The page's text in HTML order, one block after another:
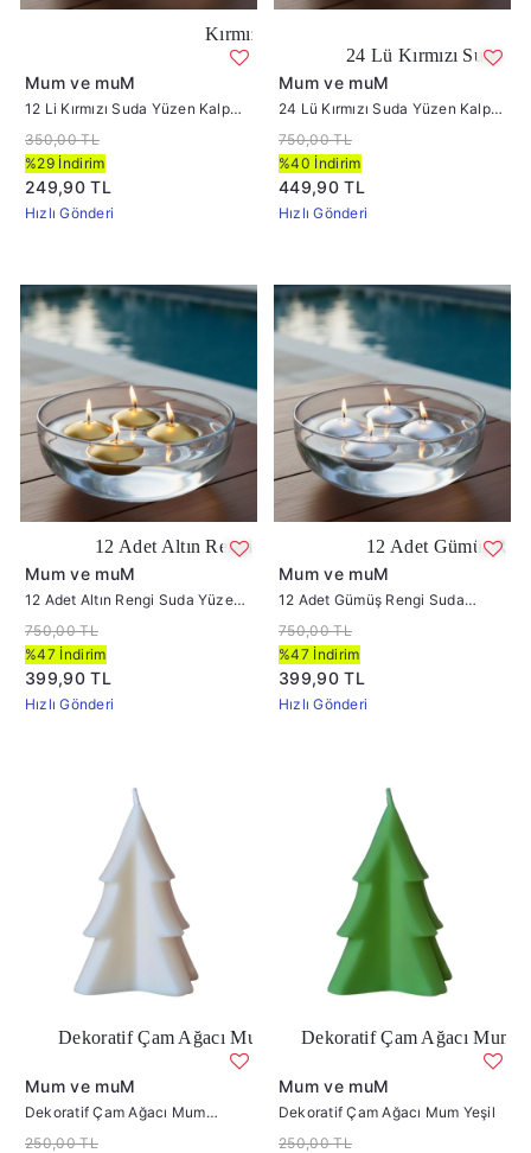
Kırmızı Renk Kalp Şeklinde Suda Suda Yüzen Mum
Mum ve muM
12 Li Kırmızı Suda Yüzen Kalp
Mum
350,00 TL
%29 İndirim
249,90 TL
Hızlı Gönderi
24 Lü Kırmızı Suda Yüzen Kalp
Mum ve muM
24 Lü Kırmızı Suda Yüzen Kalp
Mum
750,00 TL
%40 İndirim
449,90 TL
Hızlı Gönderi
12 Adet Altın Rengi Suda Yüzen Mum
Mum ve muM
12 Adet Altın Rengi Suda Yüzen
Mum Çap : 5 cm
750,00 TL
%47 İndirim
399,90 TL
Hızlı Gönderi
12 Adet Gümüş Rengi Suda
Mum ve muM
12 Adet Gümüş Rengi Suda
Yüzen Mum Çap : 5 cm
750,00 TL
%47 İndirim
399,90 TL
Hızlı Gönderi
Çam Ağacı Mum Beyaz
Mum ve muM
Dekoratif Çam Ağacı Mum
Beyaz
250,00 TL
Dekoratif Çam Ağacı Mum Yeşil
Mum ve muM
Dekoratif Çam Ağacı Mum Yeşil
250,00 TL